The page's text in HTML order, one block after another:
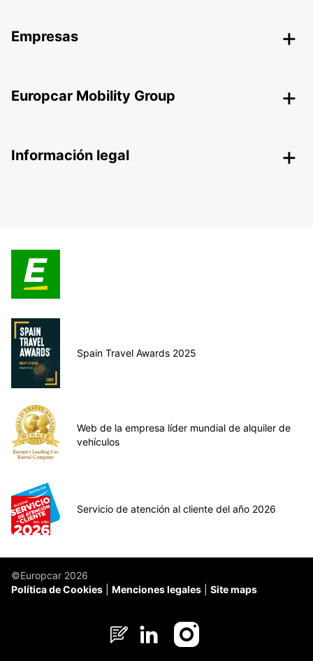
Empresas
Europcar Mobility Group
Información legal
Spain Travel Awards 2025
Web de la empresa líder mundial de alquiler de
vehículos
Servicio de atención al cliente del año 2026
©Europcar 2026
Política de Cookies
Menciones legales Site maps